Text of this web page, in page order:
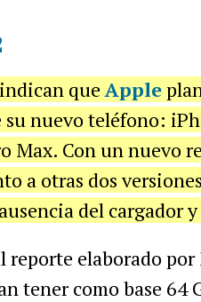
queApple
nuevo teléfono:
Max. Con un nuevo
a otras dos
del cargador
reporte elaborado
tener como base 64